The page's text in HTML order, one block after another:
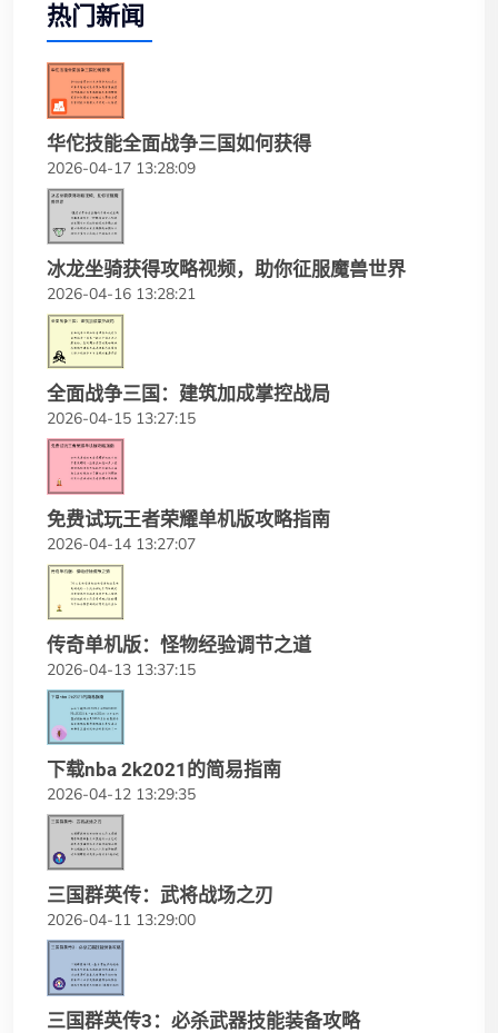
热门新闻
华佗技能全面战争三国如何获得
2026-04-17 13:28:09
冰龙坐骑获得攻略视频，助你征服魔兽世界
2026-04-16 13:28:21
全面战争三国：建筑加成掌控战局
2026-04-15 13:27:15
免费试玩王者荣耀单机版攻略指南
2026-04-14 13:27:07
传奇单机版：怪物经验调节之道
2026-04-13 13:37:15
下载nba 2k2021的简易指南
2026-04-12 13:29:35
三国群英传：武将战场之刃
2026-04-11 13:29:00
三国群英传3：必杀武器技能装备攻略